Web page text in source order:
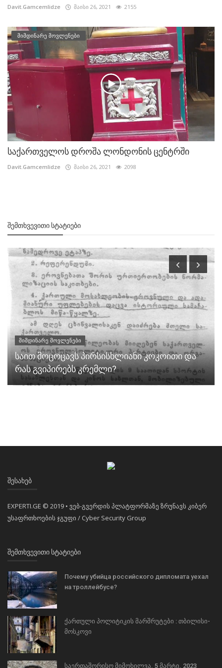
Davit.Gamcemlidze მაისი 26, 2021 2155
მიმდინარე მოვლენები
საქართველოს დროშა ლონდონის ცენტრში
Davit.Gamcemlidze მაისი 26, 2021 2098
ᲨᲔᲛᲗᲮᲕᲔᲕᲘᲗᲘ ᲡᲢᲐᲢᲘᲔᲑᲘ
მიმდინარე მოვლენები
საით მოცოცავს პირსისხლიანი კოკოითი და
რას გვიპირებს კრემლი?
ᲨᲔᲡᲐᲮᲔᲑ
EXPERTI.GE © 2019 • ვებ-გვერდის პლატფორმაზე ზრუნავს კიბერ
უსაფრთხოების ჯგუფი / Cyber Security Group
ᲨᲔᲛᲗᲮᲕᲔᲕᲘᲗᲘ ᲡᲢᲐᲢᲘᲔᲑᲘ
Почему убийца российского дипломата уехал
на троллейбусе?
ქართული პოლიტიკის მარშრუტები : თბილისი-
მოსკოვი
საერთაშორისო მიმოხილვა. 5 მარტი. 2023